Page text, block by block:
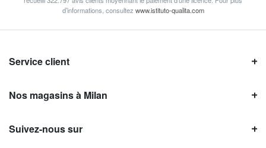
d’informations, consultez www.istituto-qualita.com
Service client
Nos magasins à Milan
Suivez-nous sur